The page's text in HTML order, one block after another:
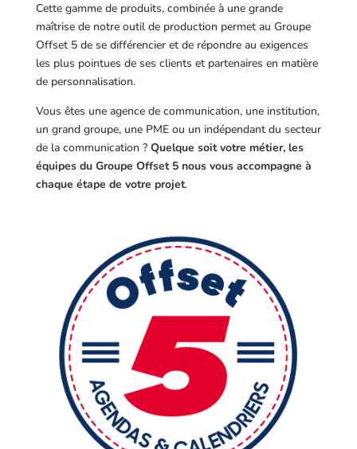
Cette gamme de produits, combinée à une grande
maîtrise de notre outil de production permet au Groupe
Offset 5 de se différencier et de répondre au exigences
les plus pointues de ses clients et partenaires en matière
de personnalisation.
Vous êtes une agence de communication, une institution,
un grand groupe, une PME ou un indépendant du secteur
de la communication ? Quelque soit votre métier, les
équipes du Groupe Offset 5 nous vous accompagne à
chaque étape de votre projet.